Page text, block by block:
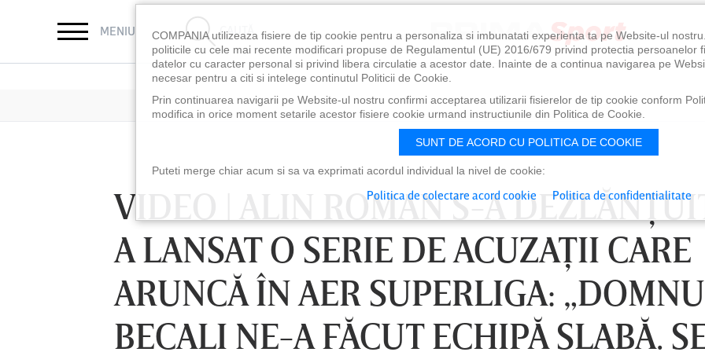
MENIU CAUTĂ
VIDEO | ALIN ROMAN S-A DEZLĂNŢUIT
A LANSAT O SERIE DE ACUZAŢII CARE
ARUNCĂ ÎN AER SUPERLIGA:
BECALI NE-A FĂCUT ECHIPĂ SLABĂ.
LUNI 10 AUG, 18:30 LUNI 10 AUG, 21:30 VINERI 07 AUG, 21:00
COMPANIA utilizeaza fisiere de tip cookie pentru a personaliza si imbunatati experienta ta pe Website-ul
politicile cu cele mai recente modificari propuse de Regulamentul (UE) 2016/679 privind protectia persoanelor
datelor cu caracter personal si privind libera circulatie a acestor date. Inainte de a continua navigarea pe
necesar pentru a citi si intelege continutul Politicii de Cookie.
Prin continuarea navigarii pe Website-ul nostru confirmi acceptarea utilizarii fisierelor de tip cookie conform
modifica in orice moment setarile acestor fisiere cookie urmand instructiunile din Politica de Cookie.
SUNT DE ACORD CU POLITICA DE COOKIE
Puteti merge chiar acum si sa va exprimati acordul individual la nivel de cookie:
Politica de colectare acord cookie Politica de confidentialitate